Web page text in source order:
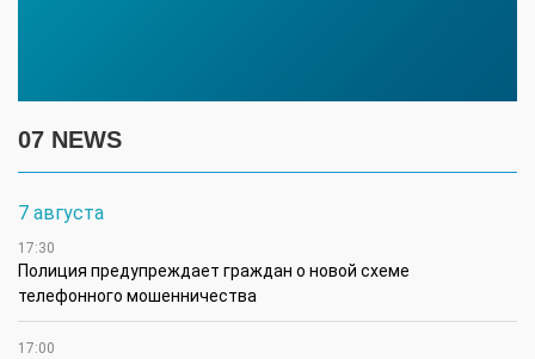
07 NEWS
7 августа
17:30
Полиция предупреждает граждан о новой схеме
телефонного мошенничества
17:00